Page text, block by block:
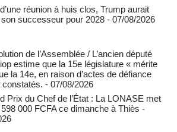
réunion à huis clos, Trump aurait
successeur pour 2028 - 07/08/2026
de l’Assemblée / L’ancien député
estime que la 15e législature « mérite
la 14e, en raison d’actes de défiance
constatés. - 07/08/2026
Prix du Chef de l’État : La LONASE met
000 FCFA ce dimanche à Thiès -